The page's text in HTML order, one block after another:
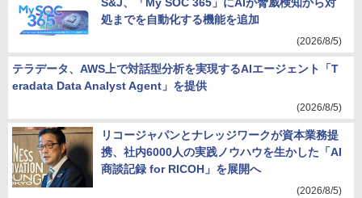
処までを自動化する機能を追加
(2026/8/5)
テラデータ、AWS上で対話型分析を実現するAIエージェント「T
eradata Data Analyst Agent」を提供
(2026/8/5)
リコージャパンとナレッジワークが資本業務提
携、社内6000人の実践ノウハウを生かした「AI
商談記録 for RICOH」を展開へ
(2026/8/5)